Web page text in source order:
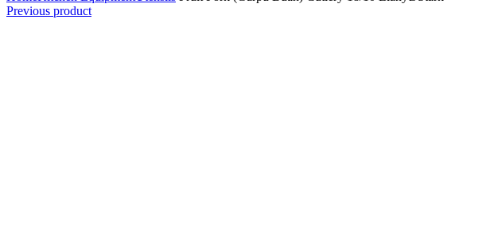
Previous product